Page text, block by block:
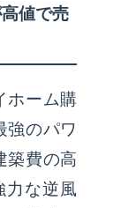
値で売
ホーム購
強のパワ
築費の高
力な逆風